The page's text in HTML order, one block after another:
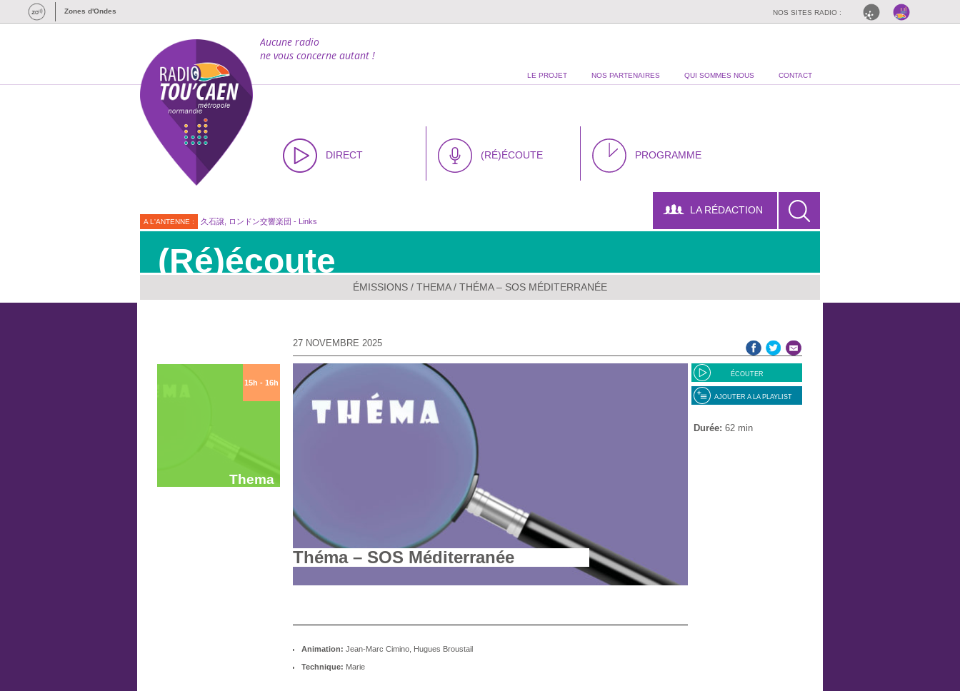
Zones d'Ondes NOS SITES RADIO :
LE PROJET NOS PARTENAIRES QUI SOMMES NOUS CONTACT
Aucune radio
ne vous concerne autant !
DIRECT (RÉ)ÉCOUTE PROGRAMME
A L'ANTENNE : 久石譲, ロンドン交響楽団 - Links
LA RÉDACTION
(Ré)écoute
ÉMISSIONS / THEMA/ THÉMA – SOS MÉDITERRANÉE
15h - 16h
Thema
27 NOVEMBRE 2025
ÉCOUTER
AJOUTER A LA PLAYLIST
Durée: 62 min
Théma – SOS Méditerranée
Animation: Jean-Marc Cimino, Hugues Broustail
Technique: Marie